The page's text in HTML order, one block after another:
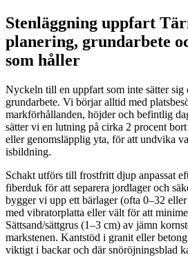
Stenläggning uppfart
planering, grundarbete
som håller
Nyckeln till en uppfart som inte sätter sig
grundarbete. Vi börjar alltid med
markförhållanden, höjder och befintlig
sätter vi en lutning på cirka 2 procent
eller genomsläpplig yta, för att undvika
isbildning.
Schakt utförs till frostfritt djup anpassat
fiberduk för att separera jordlager och
bygger vi upp ett bärlager (ofta 0–32
med vibratorplatta eller vält för att
Sättsand/sättgrus (1–3 cm) av jämn
markstenen. Kantstöd i granit eller
viktigt i backar och där snöröjningsblad